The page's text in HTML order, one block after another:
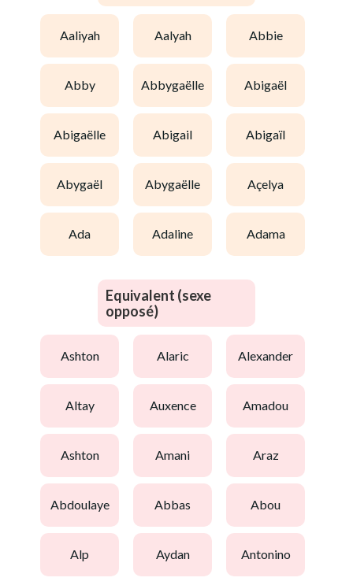
aaliyah aalyah abbie
abby abbygaëlle abigaël
abigaëlle abigail abigaïl
abygaël abygaëlle açelya
ada adaline adama
Equivalent (sexe
opposé)
ashton alaric alexander
altay auxence amadou
ashton amani araz
abdoulaye abbas abou
alp aydan antonino